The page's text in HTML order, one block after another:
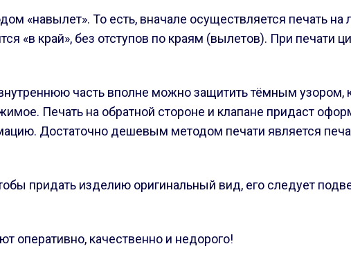
«навылет». То есть, вначале осуществляется печать на
«в край», без отступов по краям (вылетов). При
часть вполне можно защитить тёмным узором,
Печать на обратной стороне и клапане придаст
Достаточно дешевым методом печати является
придать изделию оригинальный вид, его следует
оперативно, качественно и недорого!